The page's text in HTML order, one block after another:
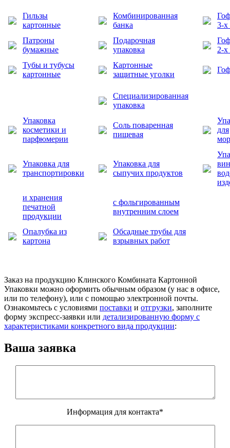
Гильзы
картонные
Комбинированная
банка
3-
Патроны
бумажные
Подарочная
упаковка
2-
Тубы и тубусы
картонные
Картонные
защитные уголки
Специализированная
упаковка
Упаковка
косметики и
парфюмерии
Соль поваренная
пищевая
для
Упаковка для
транспортировки
Упаковка для
сыпучих продуктов
и хранения
печатной
продукции
с фольгированным
внутренним слоем
Опалубка из
картона
Обсадные трубы для
взрывных работ
Заказ на продукцию Клинского Комбината Картонной
Упаковки можно оформить обычным образом (у нас в офисе,
или по телефону), или с помощью электронной почты.
Ознакомьтесь с условиями поставки и отгрузки, заполните
форму экспресс-заявки или детализированную форму с
характеристиками конкретного вида продукции:
Ваша заявка
Информация для контакта*